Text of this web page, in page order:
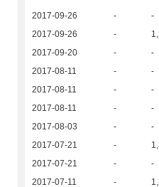
2017-09-26
- -
2017-09-26
-
2017-09-20
- -
2017-08-11
- -
2017-08-11
- -
2017-08-11
- -
2017-08-03
- -
2017-07-21
-
2017-07-21
- -
2017-07-11
-